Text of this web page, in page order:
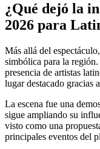
¿Qué dejó la
2026 para
Más allá del
simbólica para la
presencia de artistas
lugar destacado gracias a
La escena fue una
sigue ampliando su
visto como una
principales eventos del